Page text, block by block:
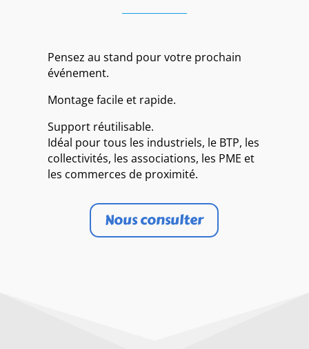
Pensez au stand pour votre prochain
événement.
Montage facile et rapide.
Support réutilisable.
Idéal pour tous les industriels, le BTP, les
collectivités, les associations, les PME et
les commerces de proximité.
Nous consulter